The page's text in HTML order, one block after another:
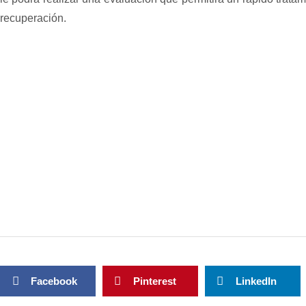
recuperación.
Facebook Pinterest LinkedIn